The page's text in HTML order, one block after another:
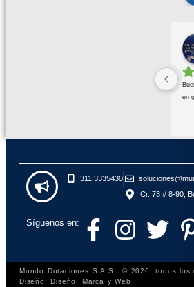
en
311 3335430
Cr. 73 # 8-90,
Síguenos en:
Mundo Dotaciones S.A.S., © 2026, todos los
Diseño: Diseño, Marca y Web